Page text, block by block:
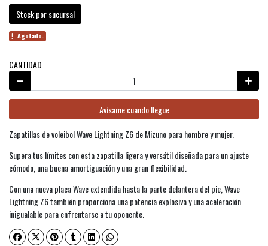
Stock por sucursal
Agotado.
CANTIDAD
Avísame cuando llegue
Zapatillas de voleibol Wave Lightning Z6 de Mizuno para hombre y mujer.
Supera tus límites con esta zapatilla ligera y versátil diseñada para un ajuste
cómodo, una buena amortiguación y una gran flexibilidad.
Con una nueva placa Wave extendida hasta la parte delantera del pie, Wave
Lightning Z6 también proporciona una potencia explosiva y una aceleración
inigualable para enfrentarse a tu oponente.